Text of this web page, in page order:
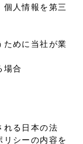
個人情報を第三
ために当社が業
場合
れる日本の法
シーの内容を